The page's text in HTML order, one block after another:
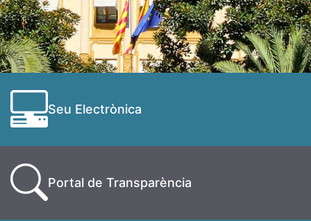
Seu Electrònica
Portal de Transparència